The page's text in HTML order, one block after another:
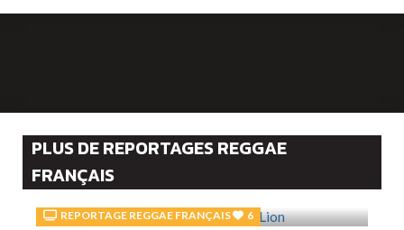
PLUS DE REPORTAGES REGGAE
FRANÇAIS
REPORTAGE REGGAE FRANÇAIS 6